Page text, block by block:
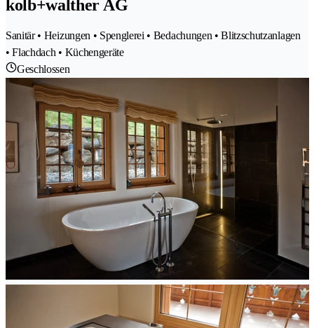
kolb+walther AG
Sanitär • Heizungen • Spenglerei • Bedachungen • Blitzschutzanlagen
• Flachdach • Küchengeräte
Geschlossen